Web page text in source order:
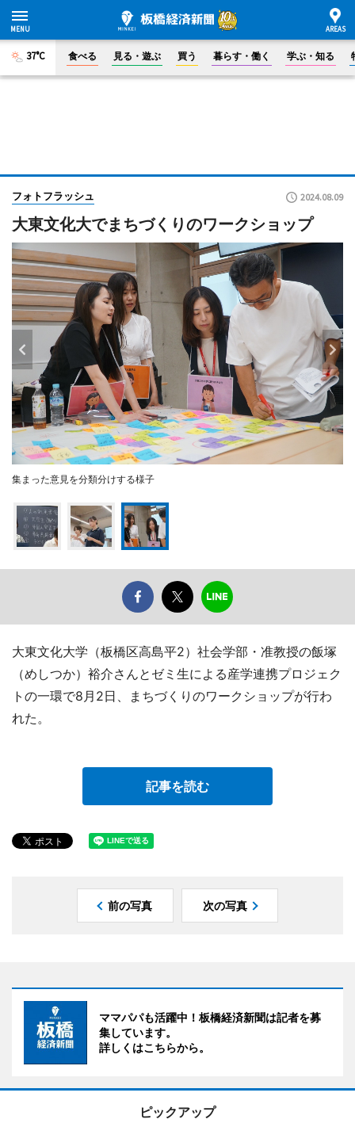
37°C 食べる 見る・遊ぶ 買う 暮らす・働く 学ぶ・知る
フォトフラッシュ 2024.08.09
大東文化大でまちづくりのワークショップ
集まった意見を分類分けする様子
大東文化大学（板橋区高島平2）社会学部・准教授の飯塚
（めしつか）裕介さんとゼミ生による産学連携プロジェク
トの一環で8月2日、まちづくりのワークショップが行わ
れた。
記事を読む
前の写真 次の写真
ママパパも活躍中！板橋経済新聞は記者を募
集しています。
詳しくはこちらから。
ピックアップ